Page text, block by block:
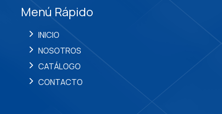
Menú Rápido
INICIO
NOSOTROS
CATÁLOGO
CONTACTO